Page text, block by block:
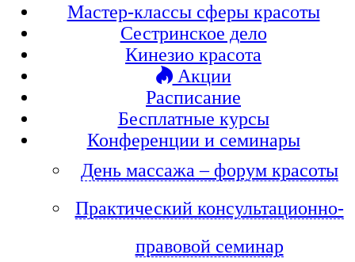
Мастер-классы сферы красоты
Сестринское дело
Кинезио красота
Акции
Расписание
Бесплатные курсы
Конференции и семинары
День массажа – форум красоты
Практический консультационно-
правовой семинар